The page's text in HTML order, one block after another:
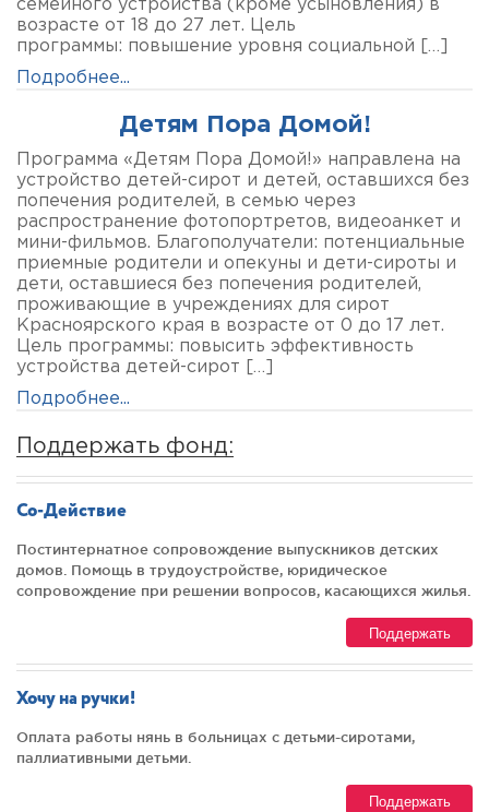
семейного устройства (кроме усыновления) в
возрасте от 18 до 27 лет. Цель
программы: повышение уровня социальной […]
Подробнее...
Детям Пора Домой!
Программа «Детям Пора Домой!» направлена на
устройство детей-сирот и детей, оставшихся без
попечения родителей, в семью через
распространение фотопортретов, видеоанкет и
мини-фильмов. Благополучатели: потенциальные
приемные родители и опекуны и дети-сироты и
дети, оставшиеся без попечения родителей,
проживающие в учреждениях для сирот
Красноярского края в возрасте от 0 до 17 лет.
Цель программы: повысить эффективность
устройства детей-сирот […]
Подробнее...
Поддержать фонд:
Со-Действие
Постинтернатное сопровождение выпускников детских
домов. Помощь в трудоустройстве, юридическое
сопровождение при решении вопросов, касающихся жилья.
Поддержать
Хочу на ручки!
Оплата работы нянь в больницах с детьми-сиротами,
паллиативными детьми.
Поддержать